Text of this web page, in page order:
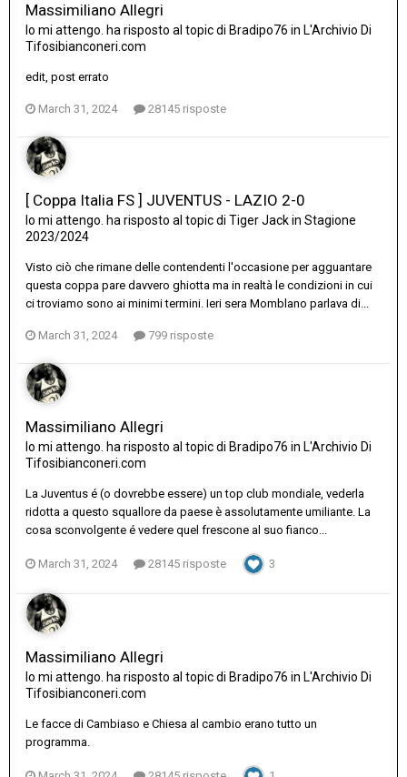
Massimiliano Allegri
Io mi attengo. ha risposto al topic di Bradipo76 in L'Archivio Di
Tifosibianconeri.com
edit, post errato
March 31, 2024 28145 risposte
[ Coppa Italia FS ] JUVENTUS - LAZIO 2-0
Io mi attengo. ha risposto al topic di Tiger Jackin Stagione
2023/2024
Visto ciò che rimane delle contendenti l'occasione per agguantare
questa coppa pare davvero ghiotta ma in realtà le condizioni in cui
ci troviamo sono ai minimi termini. Ieri sera Momblano parlava di...
March 31, 2024 799 risposte
Massimiliano Allegri
Io mi attengo. ha risposto al topic di Bradipo76 in L'Archivio Di
Tifosibianconeri.com
La Juventus é (o dovrebbe essere) un top club mondiale, vederla
ridotta a questo squallore da paese è assolutamente umiliante. La
cosa sconvolgente é vedere quel frescone al suo fianco...
March 31, 2024 28145 risposte 3
Massimiliano Allegri
Io mi attengo. ha risposto al topic di Bradipo76 in L'Archivio Di
Tifosibianconeri.com
Le facce di Cambiaso e Chiesa al cambio erano tutto un
programma.